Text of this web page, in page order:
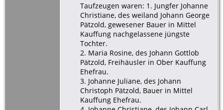
Taufzeugen waren: 1. Jungfer Johanne
Christiane, des weiland Johann George
Pätzold, gewesener Bauer in Mittel
Kauffung nachgelassene jüngste
Tochter.
2. Maria Rosine, des Johann Gottlob
Pätzold, Freihäusler in Ober Kauffung
Ehefrau.
3. Johanne Juliane, des Johann
Christoph Pätzold, Bauer in Mittel
Kauffung Ehefrau.